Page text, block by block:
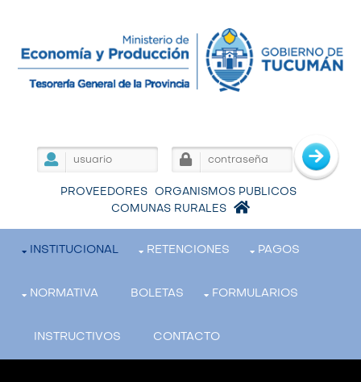
PROVEEDORES
ORGANISMOS PUBLICOS
COMUNAS RURALES
INSTITUCIONAL RETENCIONES PAGOS
NORMATIVA BOLETAS FORMULARIOS
INSTRUCTIVOS CONTACTO